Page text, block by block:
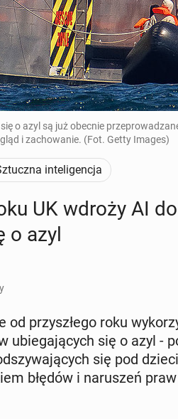
o azyl są już obecnie
i zachowanie. (Fot. Getty Images)
inteligencja
UK wdroży AI
o azyl
od przy­szłe­go roku
ubie­ga­ją­cych się o azyl -
się pod
błędów i na­ru­szeń